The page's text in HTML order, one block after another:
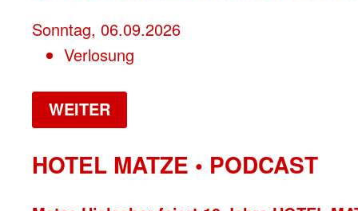
Sonntag, 06.09.2026
Verlosung
WEITER
HOTEL MATZE • PODCAST